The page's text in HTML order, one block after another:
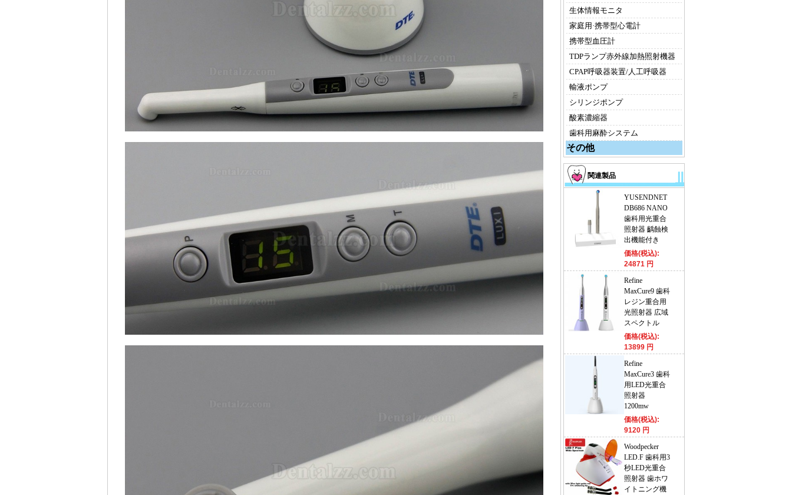
生体情報モニタ
家庭用·携帯型心電計
携帯型血圧計
TDPランプ赤外線加熱照射機器
CPAP呼吸器装置/人工呼吸器
輸液ポンプ
シリンジポンプ
酸素濃縮器
歯科用麻酔システム
その他
関連製品
YUSENDNET
DB686 NANO
歯科用光重合
照射器 齲蝕検
出機能付き
価格(税込):
24871 円
Refine
MaxCure9 歯科
レジン重合用
光照射器 広域
スペクトル
価格(税込):
13899 円
Refine
MaxCure3 歯科
用LED光重合
照射器
1200mw
価格(税込):
9120 円
Woodpecker
LED.F 歯科用3
秒LED光重合
照射器 歯ホワ
イトニング機